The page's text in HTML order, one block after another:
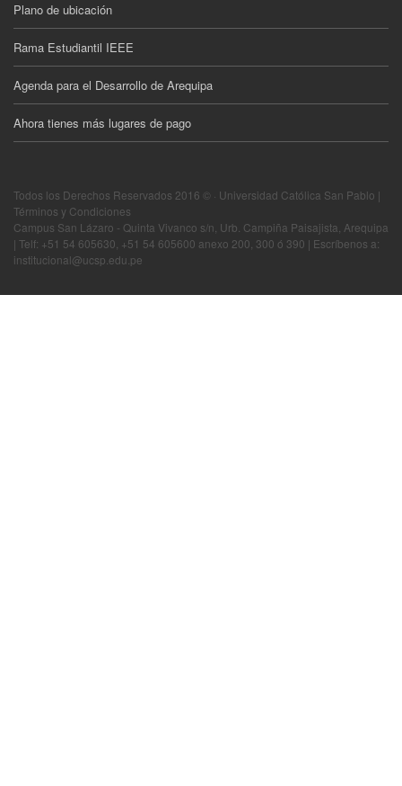
Plano de ubicación
Rama Estudiantil IEEE
Agenda para el Desarrollo de Arequipa
Ahora tienes más lugares de pago
Todos los Derechos Reservados 2016 © · Universidad Católica San Pablo |
Términos y Condiciones
Campus San Lázaro - Quinta Vivanco s/n, Urb. Campiña Paisajista, Arequipa
| Telf: +51 54 605630, +51 54 605600 anexo 200, 300 ó 390 | Escríbenos a:
institucional@ucsp.edu.pe